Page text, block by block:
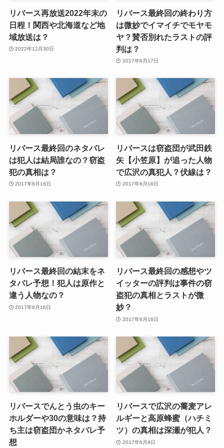
リバース再放送2022年末の
日程！関西や北海道など地
域放送は？
2022年12月30日
リバース最終回の終わり方
は微妙でイマイチでモヤモ
ヤ？賛否別れたラストの評
判は？
2017年6月17日
リバース最終回のネタバレ
は犯人は結局誰なの？窃盗
犯の真相は？
2017年6月16日
リバースは窃盗団が武田鉄
矢【小笠原】が追った人物
で広沢の真犯人？伏線は？
2017年6月16日
リバース最終回の結末をネ
タバレ予想！犯人は原作と
違う人物なの？
2017年6月16日
リバース最終回の感想やツ
イッターの評判は事件の窃
盗犯の真相とラストが微
妙？
2017年6月16日
リバースでんとう虫のキー
ホルダーや30の意味は？持
ち主は窃盗団かネタバレ予
想
リバースで広沢の蕎麦アレ
ルギーと高原蜂蜜（ハチミ
ツ）の真相は深瀬が犯人？
2017年6月9日